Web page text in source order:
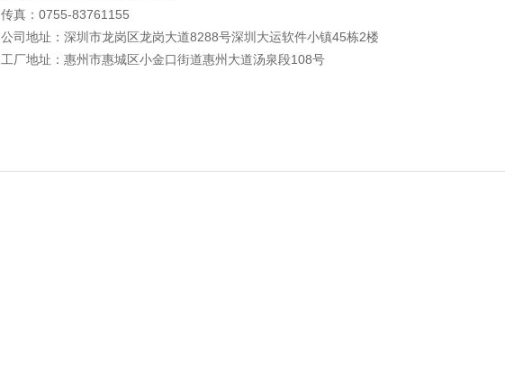
传真：0755-83761155
公司地址：深圳市龙岗区龙岗大道8288号深圳大运软件小镇45栋2楼
工厂地址：惠州市惠城区小金口街道惠州大道汤泉段108号